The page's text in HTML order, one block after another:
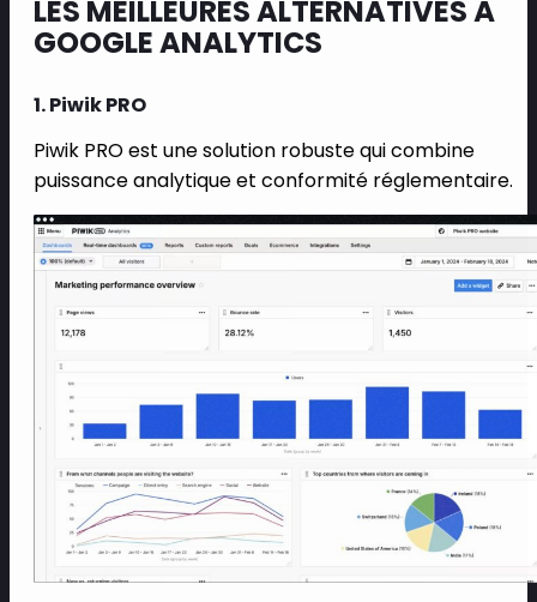
LES MEILLEURES ALTERNATIVES À
GOOGLE ANALYTICS
1. Piwik PRO
Piwik PRO est une solution robuste qui combine
puissance analytique et conformité réglementaire.